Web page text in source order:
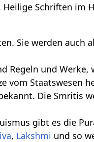
Schriften im
Sie werden auch
Regeln und Werke,
vom Staatswesen
Die Smritis
gibt es die
, Lakshmi und so